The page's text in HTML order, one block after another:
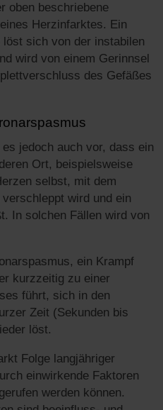
oben beschriebene
Herzinfarktes. Ein
sich von der instabilen
wird von einem Gerinnsel
des Gefäßes
jedoch auch vor, dass ein
Ort, beispielsweise
selbst, mit dem
wird und ein
In solchen Fällen wird von
ein Krampf
kurzzeitig zu einer
führt, sich in den
Zeit (Sekunden bis
löst.
Folge langjähriger
einwirkende Faktoren
werden können.